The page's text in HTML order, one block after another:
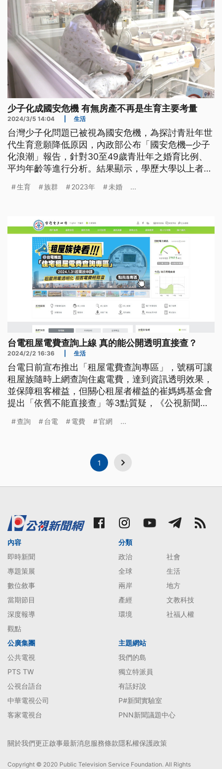
少子化成國安危機 有無房產不再是生育主要考量
2024/3/5 14:04 生活
台灣少子化問題已被視為國安危機，為探討青壯年世
代生育意願降低原因，內政部公布「國安危機─少子
化浪潮」報告，針對30至49歲青壯年之婚育比例、
平均年齡等進行分析。結果顯示，學歷大學以上者，
歲。但是否擁有房產，則並非影響結婚生育的主因。
生育 族群 2023年 未婚 ...
台電租屋電費查詢上線 真的能公開透明直接查？
2024/2/2 16:36 生活
台電日前宣布推出「租屋電費查詢專區」，號稱可讓
租屋族隨時上網查詢住處電費，達到資訊透明效果，
並保障租客權益，但關心租屋者權益的崔媽媽基金會
提出「依舊不能直接查」等3點質疑，《公視新聞
查詢 台電 電費 官網 ...
1
內容
即時新聞
專題策展
數位敘事
當期節目
深度報導
觀點
分類
政治
社會
全球
生活
兩岸
地方
產經
文教科技
環境
社福人權
公廣集團
公共電視
PTS TW
公視台語台
中華電視公司
客家電視台
主題網站
我們的島
獨立特派員
有話好說
P#新聞實驗室
PNN新聞議題中心
關於我們更正啟事最新消息服務條款隱私權保護政策
Copyright © 2020 Public Television Service Foundation. All Rights